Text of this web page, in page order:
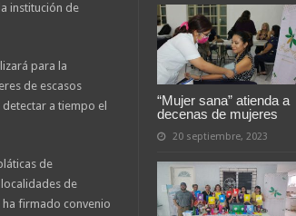
“Mujer sana” atienda a
decenas de mujeres
20 septiembre, 2023
institución de
para la
de escasos
a tiempo el
de
de
ha firmado convenio